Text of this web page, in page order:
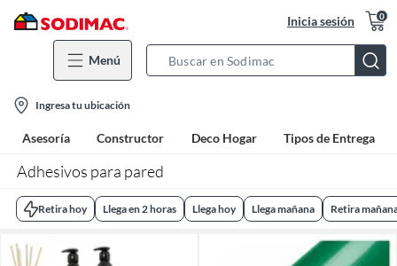
Inicia sesión 0
Menú
Bar
location-
icon
Ingresa tu ubicación
Asesoría Constructor Deco Hogar Tipos de Entrega
Adhesivos para pared
Retira hoy Llega en 2 horas Llega hoy Llega mañana Retira